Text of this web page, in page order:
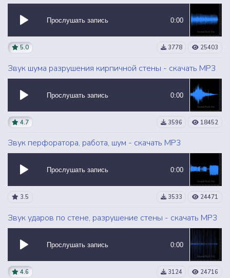
Прослушать запись 0:00
5.0 3778 25403
Звук шума разрушения кирпичной стены - скачать MP3
Прослушать запись 0:00
4.7 3596 18452
Звук перфоратора, работа, шум - скачать MP3
Прослушать запись 0:00
3.5 3533 24471
Звук ударов по стене, разрушение стены - скачать MP3
Прослушать запись 0:00
4.6 3124 24716